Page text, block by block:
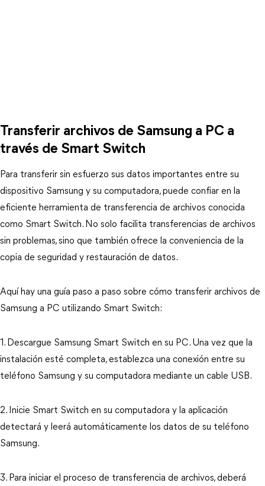
Transferir archivos de Samsung a PC a
través de Smart Switch
Para transferir sin esfuerzo sus datos importantes entre su
dispositivo Samsung y su computadora, puede confiar en la
eficiente herramienta de transferencia de archivos conocida
como Smart Switch. No solo facilita transferencias de archivos
sin problemas, sino que también ofrece la conveniencia de la
copia de seguridad y restauración de datos.
Aquí hay una guía paso a paso sobre cómo transferir archivos de
Samsung a PC utilizando Smart Switch:
1. Descargue Samsung Smart Switch en su PC. Una vez que la
instalación esté completa, establezca una conexión entre su
teléfono Samsung y su computadora mediante un cable USB.
2. Inicie Smart Switch en su computadora y la aplicación
detectará y leerá automáticamente los datos de su teléfono
Samsung.
3. Para iniciar el proceso de transferencia de archivos, deberá